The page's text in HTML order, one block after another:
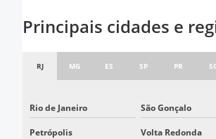
Principais cidades e
RJ MG ES SP PR
Rio de Janeiro São Gonçalo
Petrópolis Volta Redonda